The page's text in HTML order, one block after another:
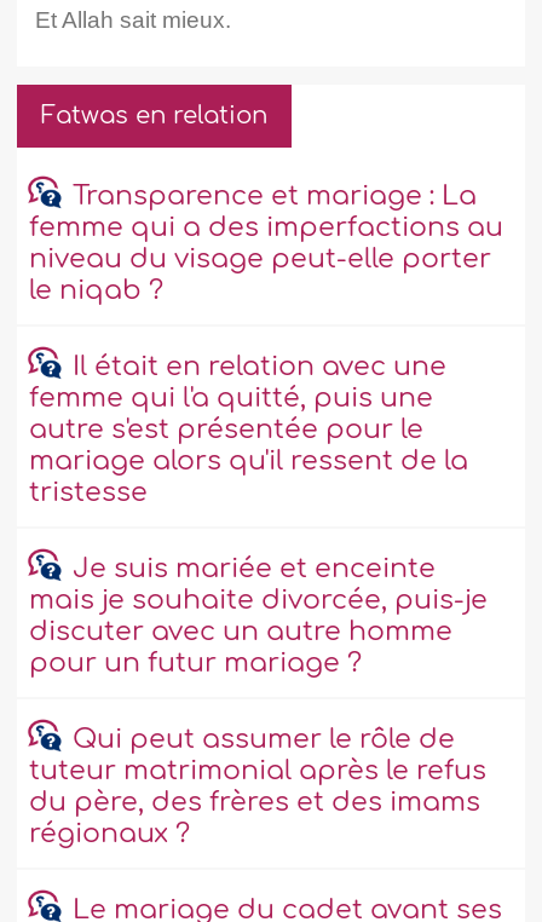
Et Allah sait mieux.
Fatwas en relation
Transparence et mariage : La
femme qui a des imperfactions au
niveau du visage peut-elle porter
le niqab ?
Il était en relation avec une
femme qui l'a quitté, puis une
autre s'est présentée pour le
mariage alors qu'il ressent de la
tristesse
Je suis mariée et enceinte
mais je souhaite divorcée, puis-je
discuter avec un autre homme
pour un futur mariage ?
Qui peut assumer le rôle de
tuteur matrimonial après le refus
du père, des frères et des imams
régionaux ?
Le mariage du cadet avant ses